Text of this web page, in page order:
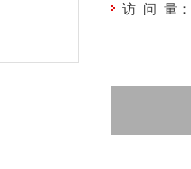
访 问 量：